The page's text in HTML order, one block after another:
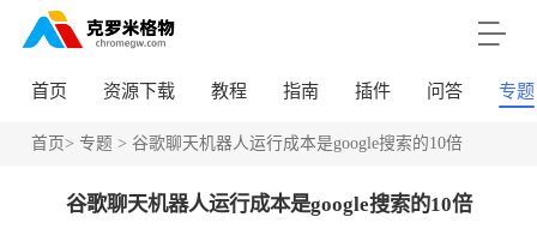
首页 资源下载 教程 指南 插件 问答 专题
首页> 专题> 谷歌聊天机器人运行成本是google搜索的10倍
谷歌聊天机器人运行成本是google搜索的10倍